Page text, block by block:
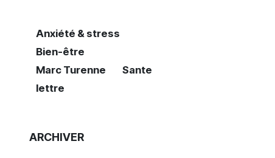
Anxiété & stress
Bien-être
Marc Turenne
Sante
lettre
ARCHIVER